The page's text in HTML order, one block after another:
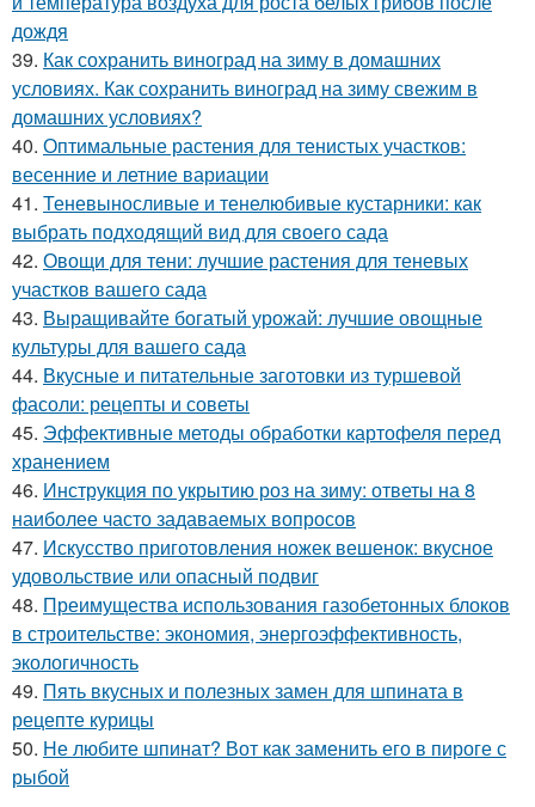
дождя
39. Как сохранить виноград на зиму в домашних
условиях. Как сохранить виноград на зиму свежим в
домашних условиях?
40. Оптимальные растения для тенистых участков:
весенние и летние вариации
41. Теневыносливые и тенелюбивые кустарники: как
выбрать подходящий вид для своего сада
42. Овощи для тени: лучшие растения для теневых
участков вашего сада
43. Выращивайте богатый урожай: лучшие овощные
культуры для вашего сада
44. Вкусные и питательные заготовки из туршевой
фасоли: рецепты и советы
45. Эффективные методы обработки картофеля перед
хранением
46. Инструкция по укрытию роз на зиму: ответы на 8
наиболее часто задаваемых вопросов
47. Искусство приготовления ножек вешенок: вкусное
удовольствие или опасный подвиг
48. Преимущества использования газобетонных блоков
в строительстве: экономия, энергоэффективность,
экологичность
49. Пять вкусных и полезных замен для шпината в
рецепте курицы
50. Не любите шпинат? Вот как заменить его в пироге с
рыбой